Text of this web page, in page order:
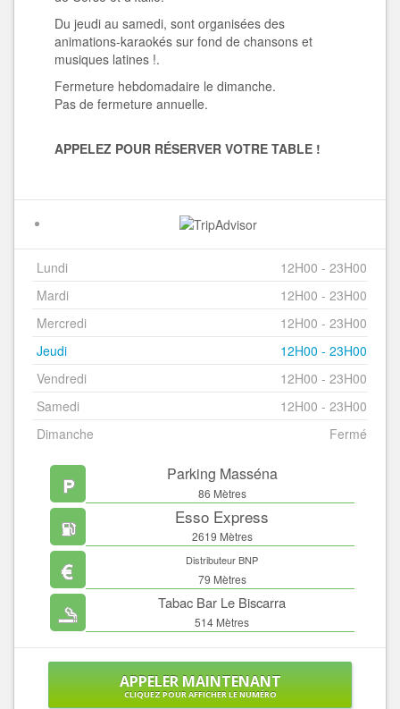
Du jeudi au samedi, sont organisées des
animations-karaokés sur fond de chansons et
musiques latines !.
Fermeture hebdomadaire le dimanche.
Pas de fermeture annuelle.
APPELEZ POUR RÉSERVER VOTRE TABLE !
Lundi
12H00 - 23H00
Mardi
12H00 - 23H00
Mercredi
12H00 - 23H00
Jeudi
12H00 - 23H00
Vendredi
12H00 - 23H00
Samedi
12H00 - 23H00
Dimanche
Fermé
Parking Masséna
86 Mètres
Esso Express
2619 Mètres
Distributeur BNP
79 Mètres
Tabac Bar Le Biscarra
514 Mètres
APPELER MAINTENANT
CLIQUEZ POUR AFFICHER LE NUMÉRO